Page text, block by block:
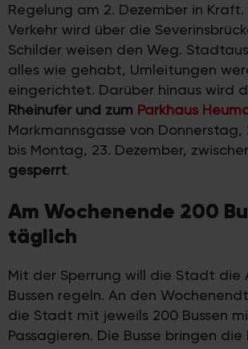
Regelung am 2. Dezember in
Verkehr wird über die
Schilder weisen den Weg.
alles wie gehabt, Umleitungen
eingerichtet. Darüber hinaus wird
Rheinufer und zum Parkhaus
Markmannsgasse von Donnerstag,
bis Montag, 23. Dezember,
gesperrt.
Am Wochenende 200
täglich
Mit der Sperrung will die Stadt die
Bussen regeln. An den
die Stadt mit jeweils 200 Bussen
Passagieren. Die Busse bringen